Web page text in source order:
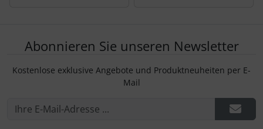
Abonnieren Sie unseren Newsletter
Kostenlose exklusive Angebote und Produktneuheiten per E-
Mail